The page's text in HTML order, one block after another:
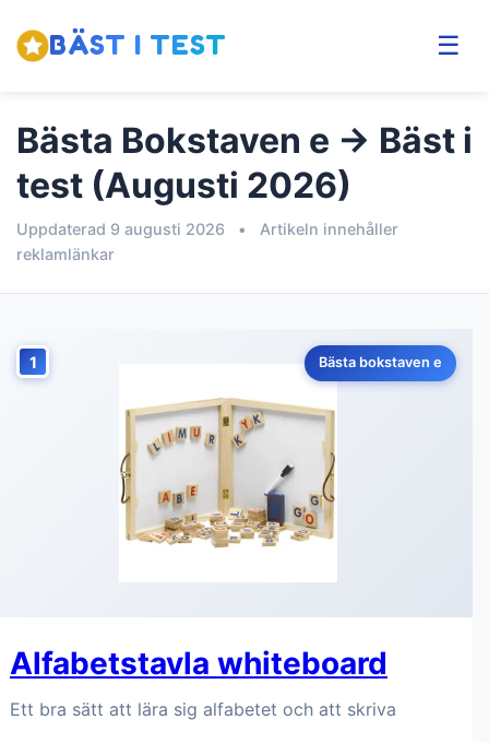
BÄST I TEST ☰
Bästa Bokstaven e → Bäst i
test (Augusti 2026)
Uppdaterad 9 augusti 2026 •
Artikeln innehåller
reklamlänkar
1 Bästa bokstaven e
Alfabetstavla whiteboard
Ett bra sätt att lära sig alfabetet och att skriva